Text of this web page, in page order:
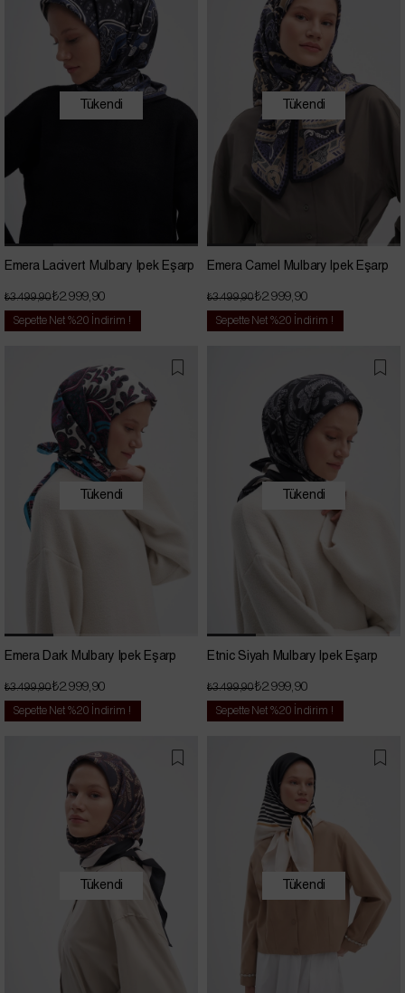
Tükendi
Emera Lacivert Mulbary İpek Eşarp
₺2.999,90
₺3.499,90
Sepette Net %20 İndirim !
Tükendi
Emera Camel Mulbary İpek Eşarp
₺2.999,90
₺3.499,90
Sepette Net %20 İndirim !
Tükendi
Emera Dark Mulbary İpek Eşarp
₺2.999,90
₺3.499,90
Sepette Net %20 İndirim !
Tükendi
Etnic Siyah Mulbary İpek Eşarp
₺2.999,90
₺3.499,90
Sepette Net %20 İndirim !
Tükendi Tükendi